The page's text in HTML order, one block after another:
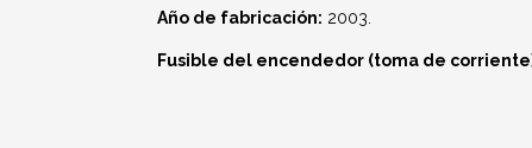
Año de fabricación: 2003.
Fusible del encendedor (toma de